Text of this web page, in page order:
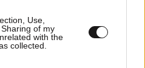
Use,
of my
with the
collected.